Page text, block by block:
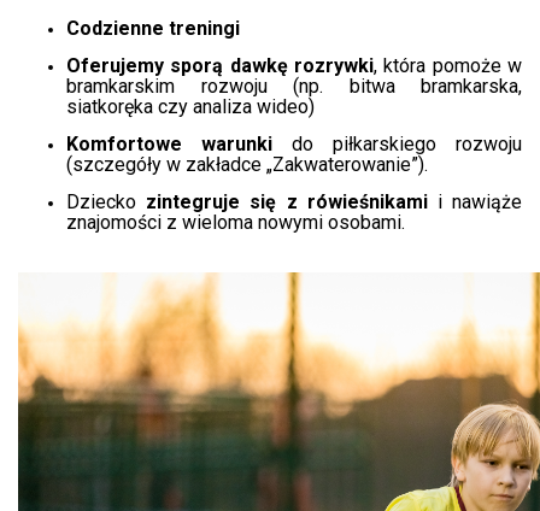
Codzienne treningi
Oferujemy sporą dawkę rozrywki, która pomoże w
bramkarskim rozwoju (np. bitwa bramkarska,
siatkoręka czy analiza wideo)
Komfortowe warunki do piłkarskiego rozwoju
(szczegóły w zakładce „Zakwaterowanie”).
Dziecko zintegruje się z rówieśnikamii nawiąże
znajomości z wieloma nowymi osobami.